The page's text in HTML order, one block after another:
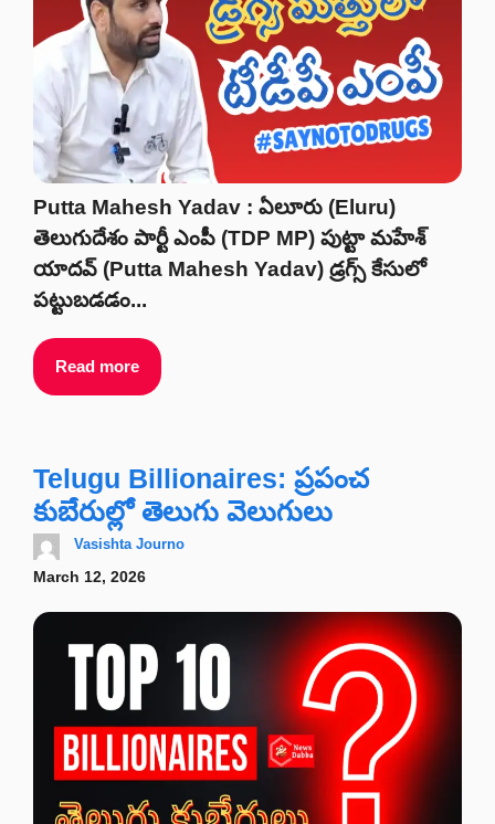
Putta Mahesh Yadav : ఏలూరు (Eluru)
తెలుగుదేశం పార్టీ ఎంపీ (TDP MP) పుట్టా మహేశ్
యాదవ్ (Putta Mahesh Yadav) డ్రగ్స్ కేసులో
పట్టుబడడం...
Read more
Telugu Billionaires: ప్రపంచ
కుబేరుల్లో తెలుగు వెలుగులు
Vasishta Journo
March 12, 2026